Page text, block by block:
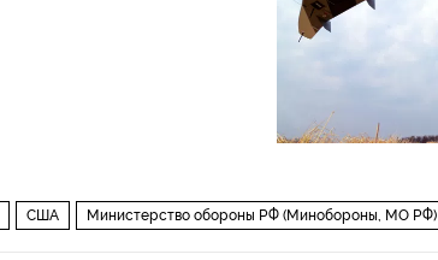
США Министерство обороны РФ (Минобороны, МО РФ)